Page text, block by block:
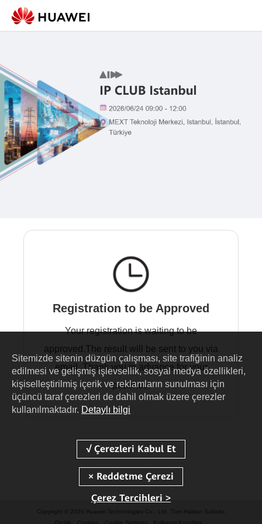
Registration to be Approved
Your registration is waiting to be
approved.The result will be sent to you via
email. Thank you in advance for your
patience.
Copyright © 2026 Huawei Technologies Co., Ltd. Tüm Hakları Saklıdır.
Gizlilik
Cookies Cookie Settings Kullanım Koşulları
Sitemizde sitenin düzgün çalışması, site trafiğinin analiz
edilmesi ve gelişmiş işlevsellik, sosyal medya özellikleri,
kişiselleştirilmiş içerik ve reklamların sunulması için
üçüncü taraf çerezleri de dahil olmak üzere çerezler
kullanılmaktadır. Detaylı bilgi
Çerez Tercihleri >